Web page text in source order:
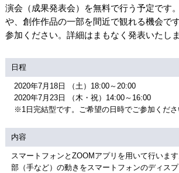
演会（成果発表会）を無料で行う予定です
や、創作作品の一部を間近で観れる機会で
参加ください。詳細はまもなく発表いたしま
日程
2020年7月18日 （土）18:00～20:00
2020年7月23日 （木・祝）14:00～16:00
※1日完結型です。ご希望の日時でご参加くださ
内容
スマートフォンとZOOMアプリを用いて行いま
部（手など）の動きをスマートフォンのディス